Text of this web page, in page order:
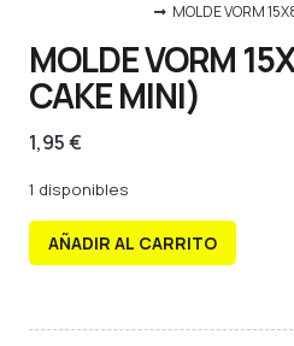
MOLDE VORM
MOLDE VORM
CAKE MINI)
1,95€
1 disponibles
AÑADIR AL CARRITO